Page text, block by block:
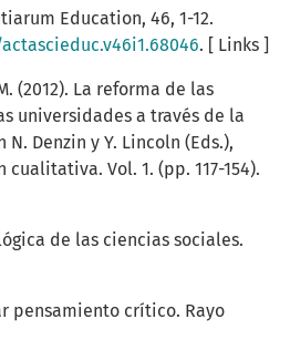
Education, 46, 1-12.
. [ Links ]
(2012). La reforma de las
universidades a través de la
Denzin y Y. Lincoln (Eds.),
Vol. 1. (pp. 117-154).
de las ciencias sociales.
pensamiento crítico. Rayo